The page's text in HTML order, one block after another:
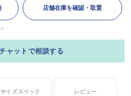
店舗在庫を確認・取置
ャットで相談する
サイズスペック レビュー